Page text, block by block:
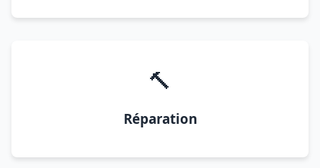
🔨
Réparation